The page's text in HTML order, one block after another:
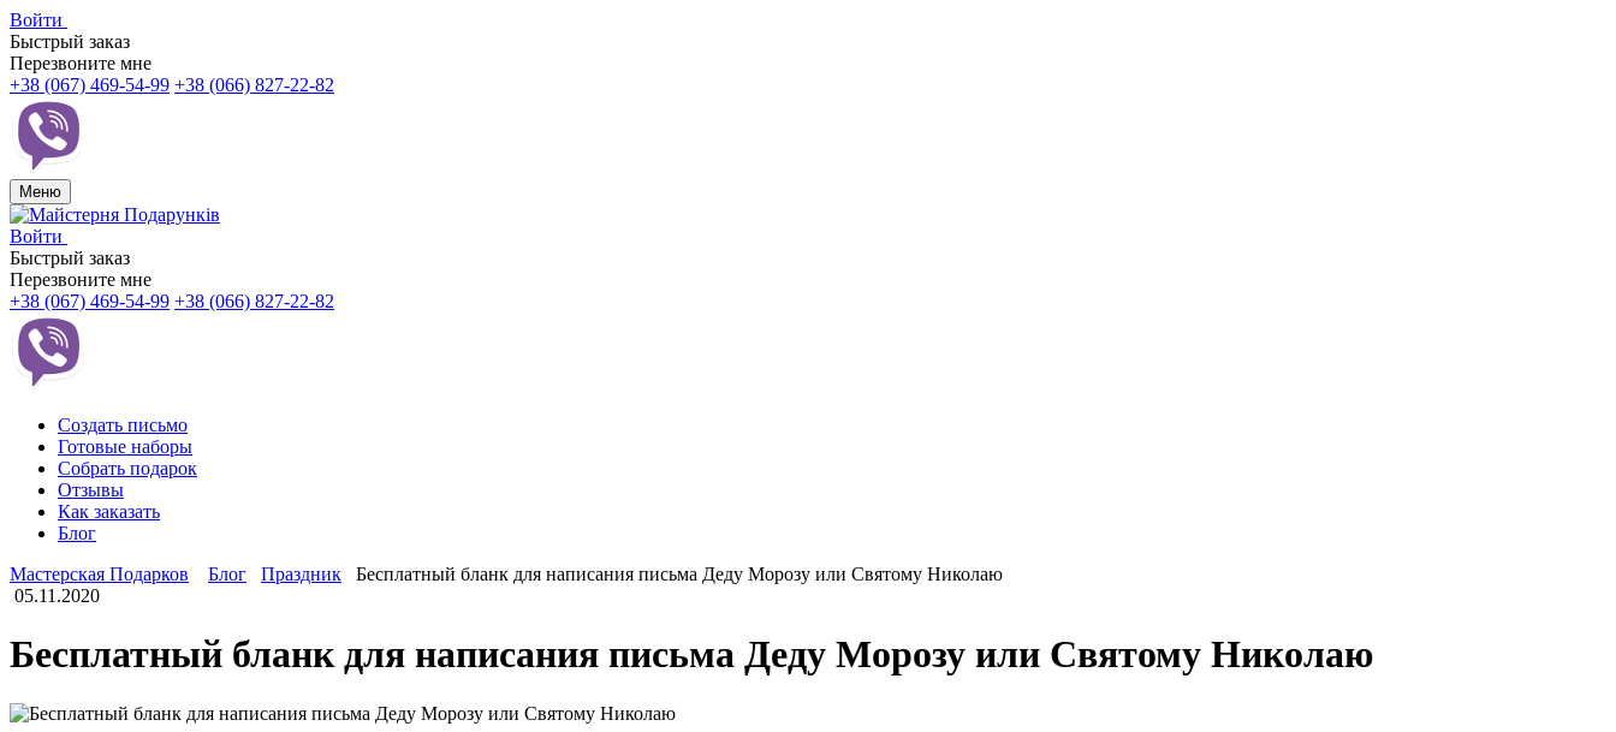
Войти
Быстрый заказ
Перезвоните мне
+38 (067) 469-54-99 +38 (066) 827-22-82
Меню
Войти
Быстрый заказ
Перезвоните мне
+38 (067) 469-54-99 +38 (066) 827-22-82
Создать письмо
Готовые наборы
Собрать подарок
Отзывы
Как заказать
Блог
Мастерская Подарков
Блог Праздник
Бесплатный бланк для написания письма Деду Морозу или Святому Николаю
05.11.2020
Бесплатный бланк для написания письма Деду Морозу или Святому Николаю